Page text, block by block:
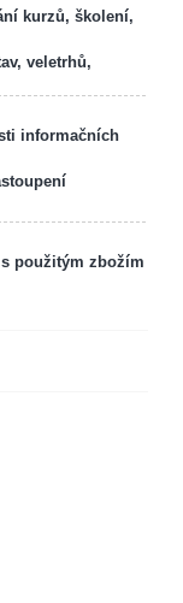
kurzů, školení,
veletrhů,
informačních
použitým zbožím